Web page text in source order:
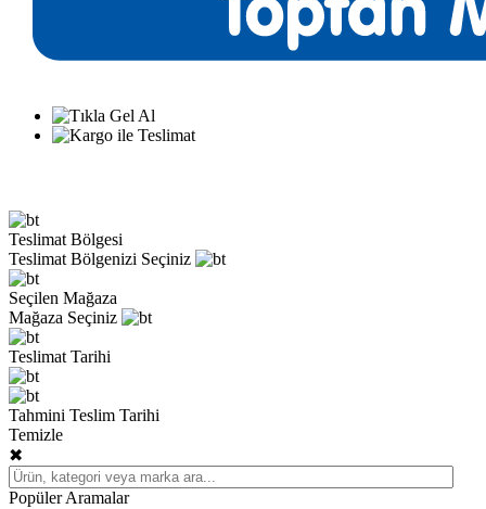
Teslimat Bölgesi
Teslimat Bölgenizi Seçiniz
Seçilen Mağaza
Mağaza Seçiniz
Teslimat Tarihi
Tahmini Teslim Tarihi
Temizle
✖
Popüler Aramalar